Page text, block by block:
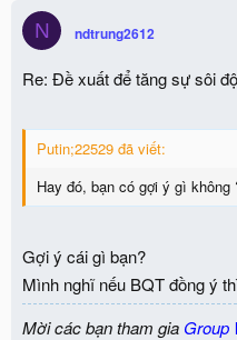
N ndtrung2612
Re: Đề xuất để tăng sự sôi
Putin;22529 đã viết:
Hay đó, bạn có gợi ý gì không
Gợi ý cái gì bạn?
Mình nghĩ nếu BQT đồng ý
Mời các bạn tham gia Group